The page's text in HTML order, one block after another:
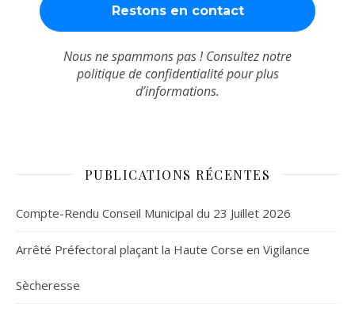
Nous ne spammons pas ! Consultez notre
politique de confidentialitépour plus
d’informations.
PUBLICATIONS RÉCENTES
Compte-Rendu Conseil Municipal du 23 Juillet 2026
Arrêté Préfectoral plaçant la Haute Corse en Vigilance
Sècheresse